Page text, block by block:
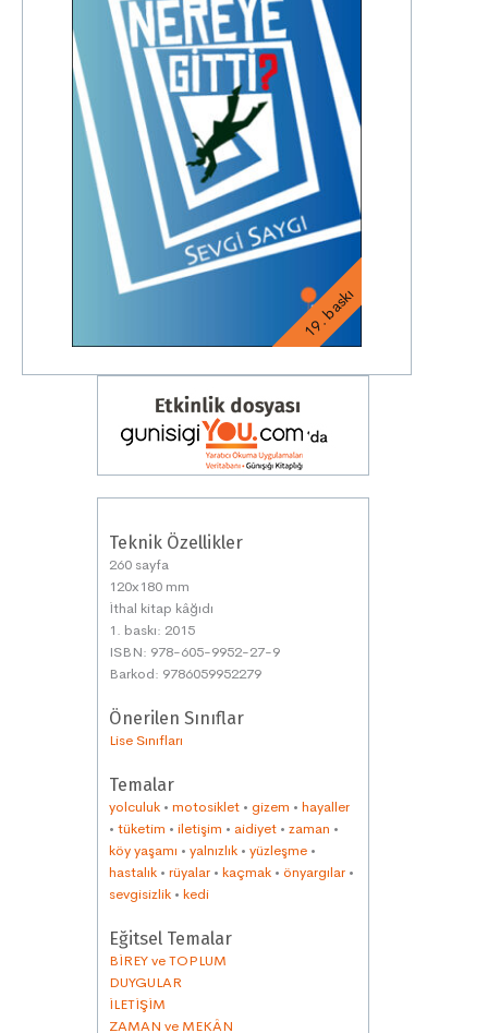
19. baskı
Teknik Özellikler
260 sayfa
120x180 mm
İthal kitap kâğıdı
1. baskı: 2015
ISBN: 978-605-9952-27-9
Barkod: 9786059952279
Önerilen Sınıflar
Lise Sınıfları
Temalar
yolculuk • motosiklet • gizem • hayaller
• tüketim • iletişim • aidiyet • zaman •
köy yaşamı • yalnızlık • yüzleşme •
hastalık • rüyalar • kaçmak • önyargılar •
sevgisizlik • kedi
Eğitsel Temalar
BİREY ve TOPLUM
DUYGULAR
İLETİŞİM
ZAMAN ve MEKÂN